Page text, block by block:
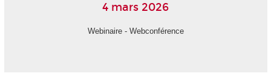
4 mars 2026
Webinaire - Webconférence